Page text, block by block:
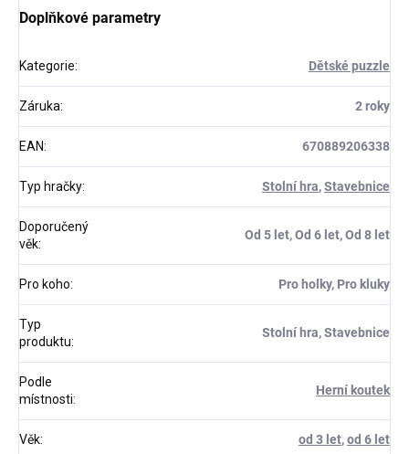
Doplňkové parametry
Kategorie: Dětské puzzle
Záruka: 2 roky
EAN: 670889206338
Typ hračky: Stolní hra,Stavebnice
Doporučený
věk:
Od 5 let, Od 6 let, Od 8 let
Pro koho: Pro holky, Pro kluky
Typ
produktu:
Stolní hra, Stavebnice
Podle
místnosti:
Herní koutek
Věk: od 3 let,od 6 let